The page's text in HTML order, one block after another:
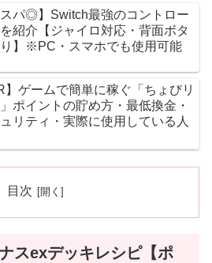
スパ◎】Switch最強のコントロー
紹介【ジャイロ対応・背面ボタ
】※PC・スマホでも使用可能
】ゲームで簡単に稼ぐ「ちょびリ
ポイントの貯め方・最低換金・
リティ・実際に使用している人
目次
スexデッキレシピ【ポ